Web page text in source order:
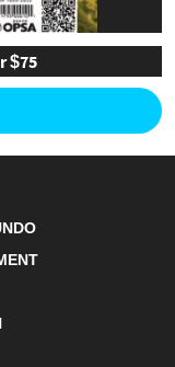
$75